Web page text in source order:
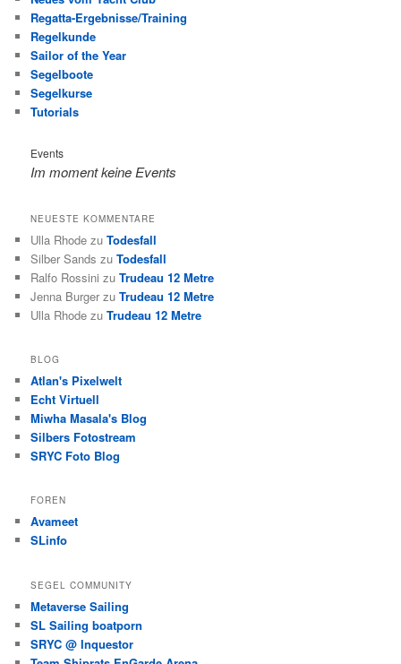
Regatta-Ergebnisse/Training
Regelkunde
Sailor of the Year
Segelboote
Segelkurse
Tutorials
Events
Im moment keine Events
NEUESTE KOMMENTARE
Ulla Rhode zuTodesfall
Silber Sands zuTodesfall
Ralfo Rossini zuTrudeau 12 Metre
Jenna Burger zuTrudeau 12 Metre
Ulla Rhode zuTrudeau 12 Metre
BLOG
Atlan's Pixelwelt
Echt Virtuell
Miwha Masala's Blog
Silbers Fotostream
SRYC Foto Blog
FOREN
Avameet
SLinfo
SEGEL COMMUNITY
Metaverse Sailing
SL Sailing boatporn
SRYC @ Inquestor